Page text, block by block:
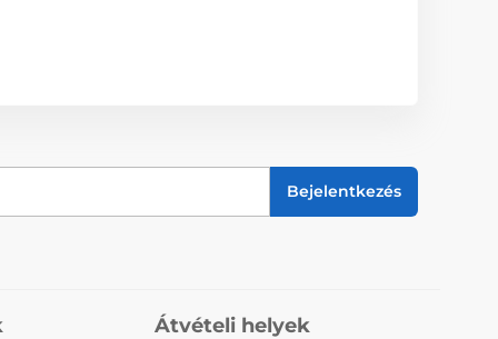
Bejelentkezés
Átvételi helyek